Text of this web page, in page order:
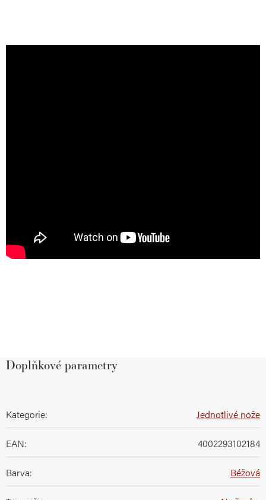
Doplňkové parametry
Kategorie: Jednotlivé nože
EAN: 4002293102184
Barva: Béžová